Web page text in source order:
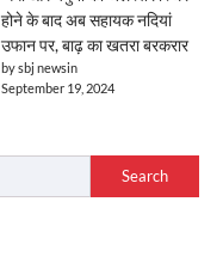
होने के बाद अब सहायक नदियां
उफान पर, बाढ़ का खतरा बरकरार
by sbj newsin
September 19, 2024
Search